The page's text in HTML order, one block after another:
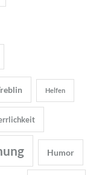
Helfen
Humor